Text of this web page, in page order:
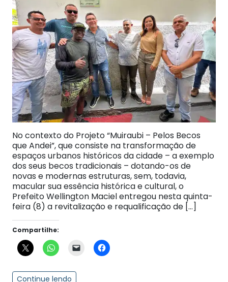
No contexto do Projeto “Muiraubi – Pelos Becos
que Andei”, que consiste na transformação de
espaços urbanos históricos da cidade – a exemplo
dos seus becos tradicionais – dotando-os de
novas e modernas estruturas, sem, todavia,
macular sua essência histórica e cultural, o
Prefeito Wellington Maciel entregou nesta quinta-
feira (8) a revitalização e requalificação de […]
Compartilhe:
Continue lendo